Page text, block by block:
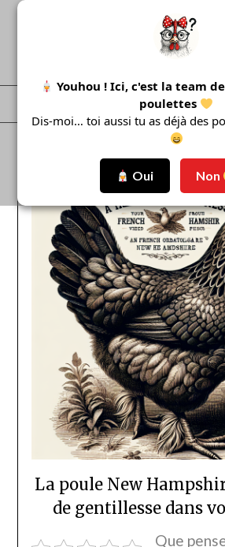
Youhou ! Ici, c'est la team
poulettes
Dis-moi… toi aussi tu as déjà des
Oui Non
Skip
La poule New
de gentillesse dans
Que